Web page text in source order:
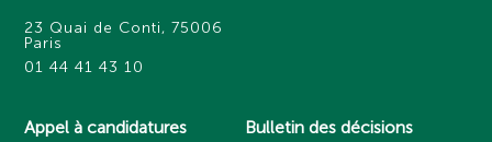
23 Quai de Conti, 75006
Paris
01 44 41 43 10
Appel à candidatures Bulletin des décisions